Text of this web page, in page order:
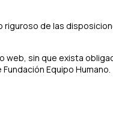
de las
web, sin que exista
Equipo Humano.